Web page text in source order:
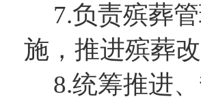
7.负责殡葬
施，推进殡葬改
8.统筹推进